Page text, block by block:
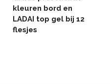
kleuren bord en
LADAI top gel bij 12
flesjes